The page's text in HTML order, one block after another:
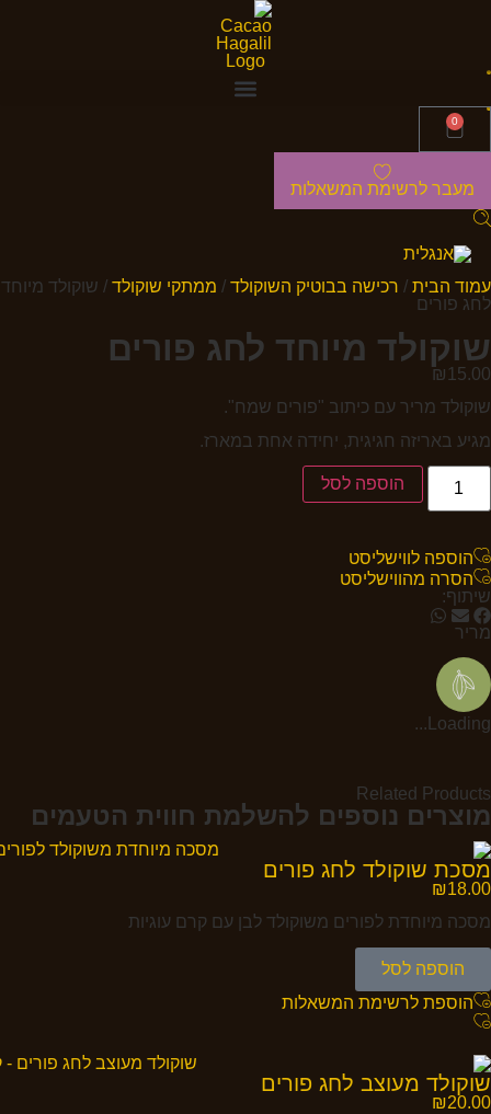
0
מעבר לרשימת המשאלות
עמוד הבית / רכישה בבוטיק השוקולד / ממתקי שוקולד / שוקולד מיוחד
לחג פורים
שוקולד מיוחד לחג פורים
₪ 15.00
שוקולד מריר עם כיתוב "פורים שמח".
מגיע באריזה חגיגית, יחידה אחת במארז.
הוספה לסל
הוספה לווישליסט
הסרה מהווישליסט
שיתוף:
מריר
Loading...
Related Products
מוצרים נוספים להשלמת חווית הטעמים
מסכת שוקולד לחג פורים
₪18.00
מסכה מיוחדת לפורים משוקולד לבן עם קרם עוגיות
הוספה לסל
הוספת לרשימת המשאלות
שוקולד מעוצב לחג פורים
₪20.00